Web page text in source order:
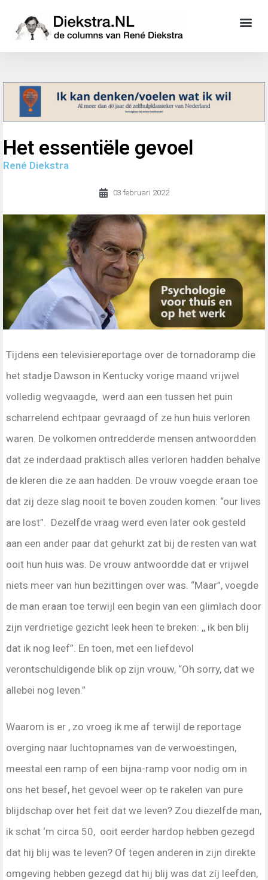
Het essentiële gevoel
René Diekstra
03 februari 2022
Tijdens een televisiereportage over de tornadoramp die
het stadje Dawson in Kentucky vorige maand vrijwel
volledig wegvaagde, werd aan een tussen het puin
scharrelend echtpaar gevraagd of ze hun huis verloren
waren. De volkomen ontredderde mensen antwoordden
dat ze inderdaad praktisch alles verloren hadden behalve
de kleren die ze aan hadden. De vrouw voegde eraan toe
dat zij deze slag nooit te boven zouden komen: “our lives
are lost”. Dezelfde vraag werd even later ook gesteld
aan een ander paar dat gehurkt zat bij de resten van wat
ooit hun huis was. De vrouw antwoordde dat er vrijwel
niets meer van hun bezittingen over was. “Maar”, voegde
de man eraan toe terwijl een begin van een glimlach door
zijn verdrietige gezicht leek heen te breken: ,, ik ben blij
dat ik nog leef”. En toen, met een liefdevol
verontschuldigende blik op zijn vrouw, “Oh sorry, dat we
allebei nog leven.”
Waarom is er , zo vroeg ik me af terwijl de reportage
overging naar luchtopnames van de verwoestingen,
meestal een ramp of een bijna-ramp voor nodig om in
ons het besef, het gevoel weer op te rakelen van pure
blijdschap over het feit dat we leven? Zou diezelfde man,
ik schat ‘m circa 50, ooit eerder hardop hebben gezegd
dat hij blij was te leven? Of tegen anderen in zijn direkte
omgeving hebben gezegd dat hij blij was dat zíj leefden,